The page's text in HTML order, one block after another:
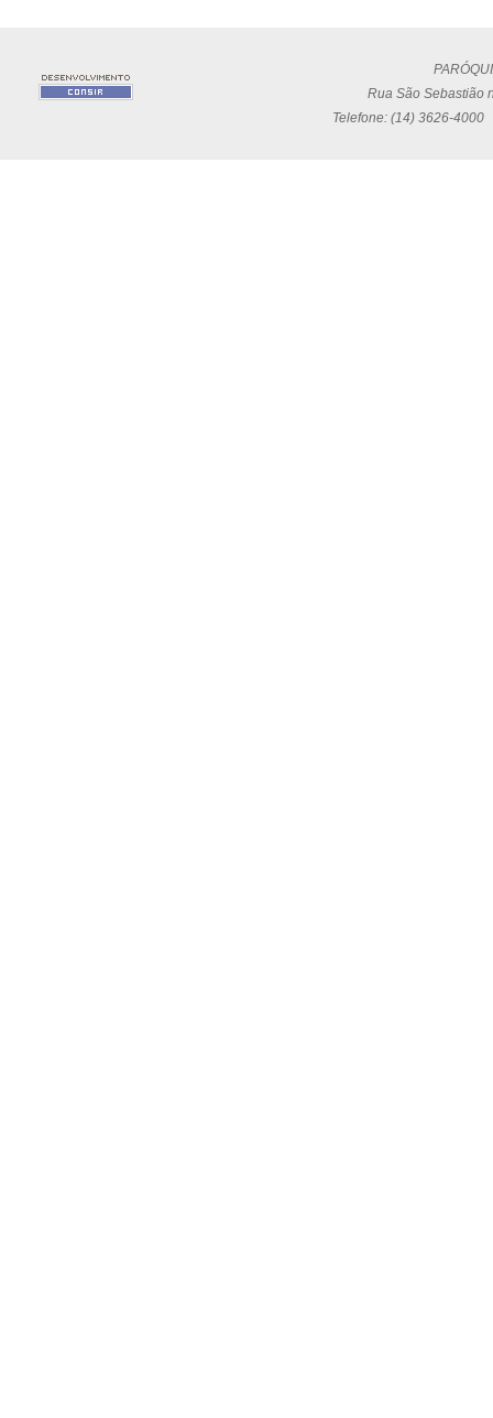
Rua São Sebastião
Telefone: (14) 3626-